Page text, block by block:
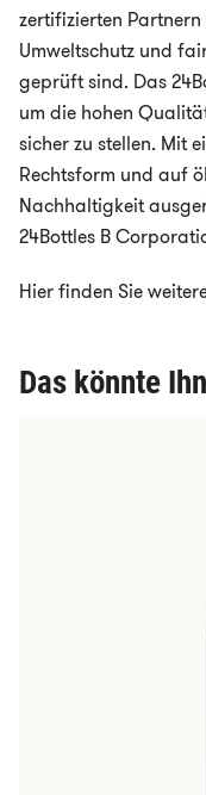
zertifizierten
Umweltschutz und
geprüft sind. Das
um die hohen
sicher zu stellen. Mit
Rechtsform und auf
Nachhaltigkeit
24Bottles B
Hier finden Sie
Das könnte